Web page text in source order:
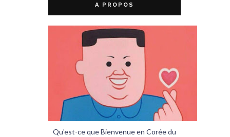
A PROPOS
Qu'est-ce que Bienvenue en Corée du